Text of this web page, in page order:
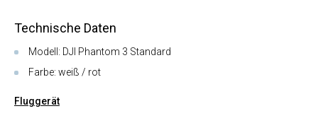
Technische Daten
Modell: DJI Phantom 3 Standard
Farbe: weiß / rot
Fluggerät